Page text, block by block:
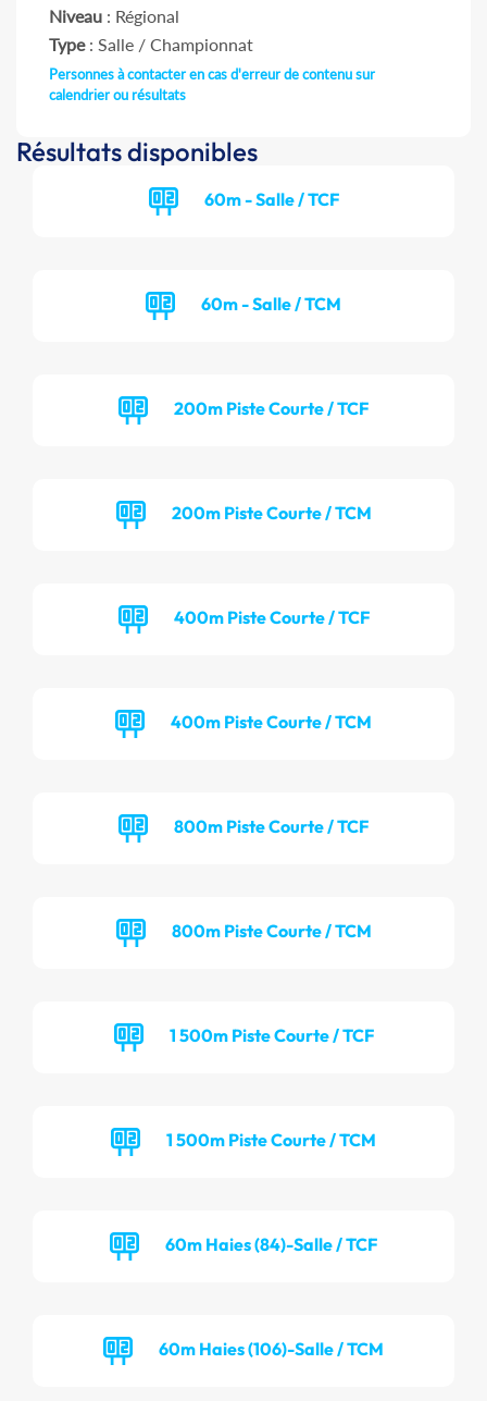
Niveau : Régional
Type: Salle / Championnat
Personnes à contacter en cas d'erreur de contenu sur
calendrier ou résultats
Résultats disponibles
60m - Salle / TCF
60m - Salle / TCM
200m Piste Courte / TCF
200m Piste Courte / TCM
400m Piste Courte / TCF
400m Piste Courte / TCM
800m Piste Courte / TCF
800m Piste Courte / TCM
1 500m Piste Courte / TCF
1 500m Piste Courte / TCM
60m Haies (84)-Salle / TCF
60m Haies (106)-Salle / TCM